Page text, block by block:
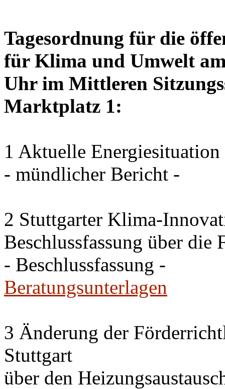
Tagesordnung für die
für Klima und Umwelt
Uhr im Mittleren
Marktplatz 1:
1 Aktuelle Energiesituation
- mündlicher Bericht -
2 Stuttgarter Klima-
Beschlussfassung über die
- Beschlussfassung -
Beratungsunterlagen
3 Änderung der
Stuttgart
über den